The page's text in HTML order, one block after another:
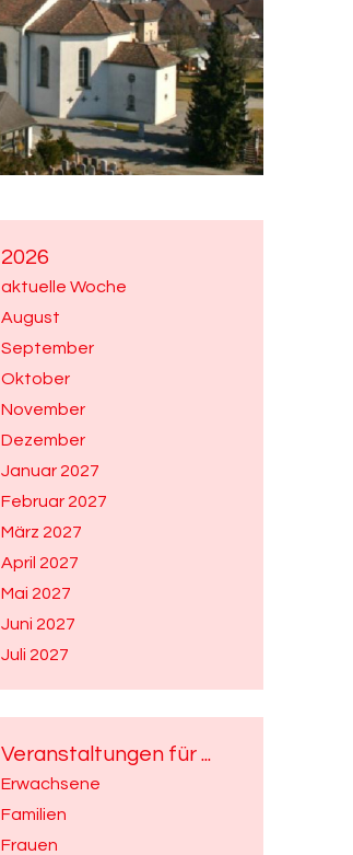
2026
aktuelle Woche
August
September
Oktober
November
Dezember
Januar 2027
Februar 2027
März 2027
April 2027
Mai 2027
Juni 2027
Juli 2027
Veranstaltungen für ...
Erwachsene
Familien
Frauen